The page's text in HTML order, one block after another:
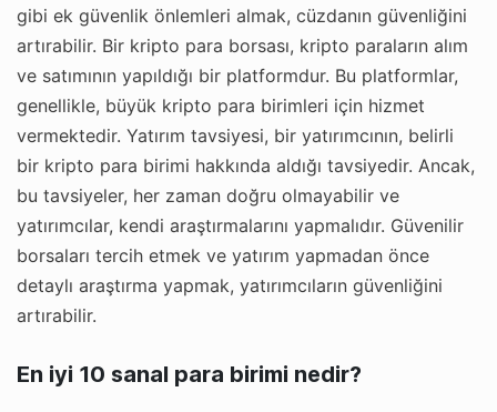
gibi ek güvenlik önlemleri almak, cüzdanın güvenliğini
artırabilir. Bir kripto para borsası, kripto paraların alım
ve satımının yapıldığı bir platformdur. Bu platformlar,
genellikle, büyük kripto para birimleri için hizmet
vermektedir. Yatırım tavsiyesi, bir yatırımcının, belirli
bir kripto para birimi hakkında aldığı tavsiyedir. Ancak,
bu tavsiyeler, her zaman doğru olmayabilir ve
yatırımcılar, kendi araştırmalarını yapmalıdır. Güvenilir
borsaları tercih etmek ve yatırım yapmadan önce
detaylı araştırma yapmak, yatırımcıların güvenliğini
artırabilir.
En iyi 10 sanal para birimi nedir?